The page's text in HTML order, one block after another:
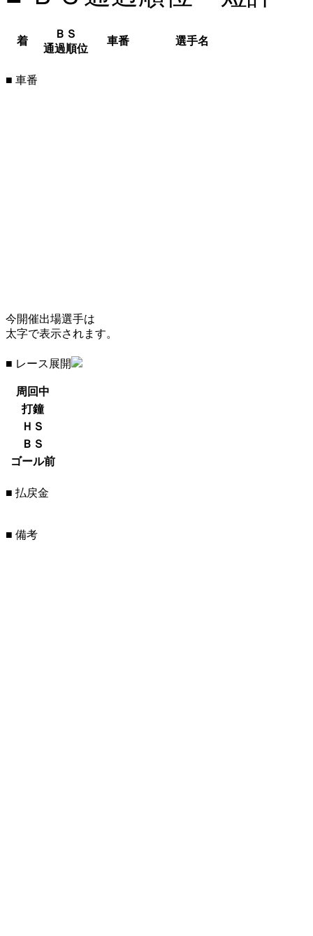
着
ＢＳ
通過順位
車番 選手名
■ 車番
今開催出場選手は
太字で表示されます。
■ レース展開
周回中
打鐘
ＨＳ
ＢＳ
ゴール前
■ 払戻金
■ 備考